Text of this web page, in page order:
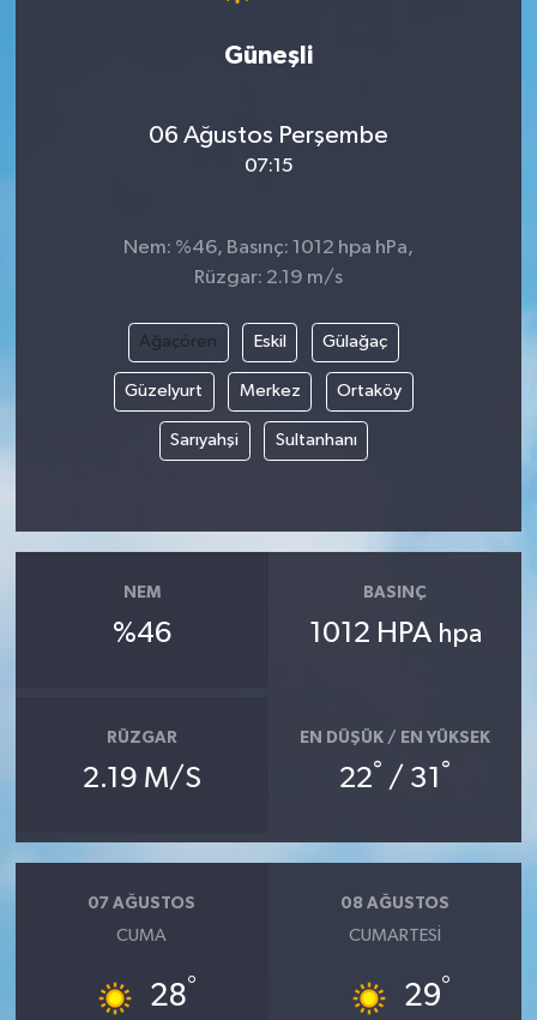
Güneşli
06 Ağustos Perşembe
07:15
Nem: %46, Basınç: 1012 hpa hPa,
Rüzgar: 2.19 m/s
Ağaçören Eskil Gülağaç
Güzelyurt Merkez Ortaköy
Sarıyahşi Sultanhanı
NEM
%46
BASINÇ
1012 HPA hpa
RÜZGAR
2.19 M/S
EN DÜŞÜK / EN YÜKSEK
22° / 31 °
07 AĞUSTOS
CUMA
28°
08 AĞUSTOS
CUMARTESI
29°